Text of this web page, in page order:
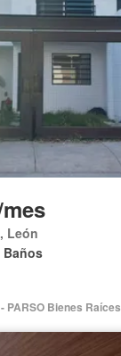
León
Baños
PARSO Bienes Raíces